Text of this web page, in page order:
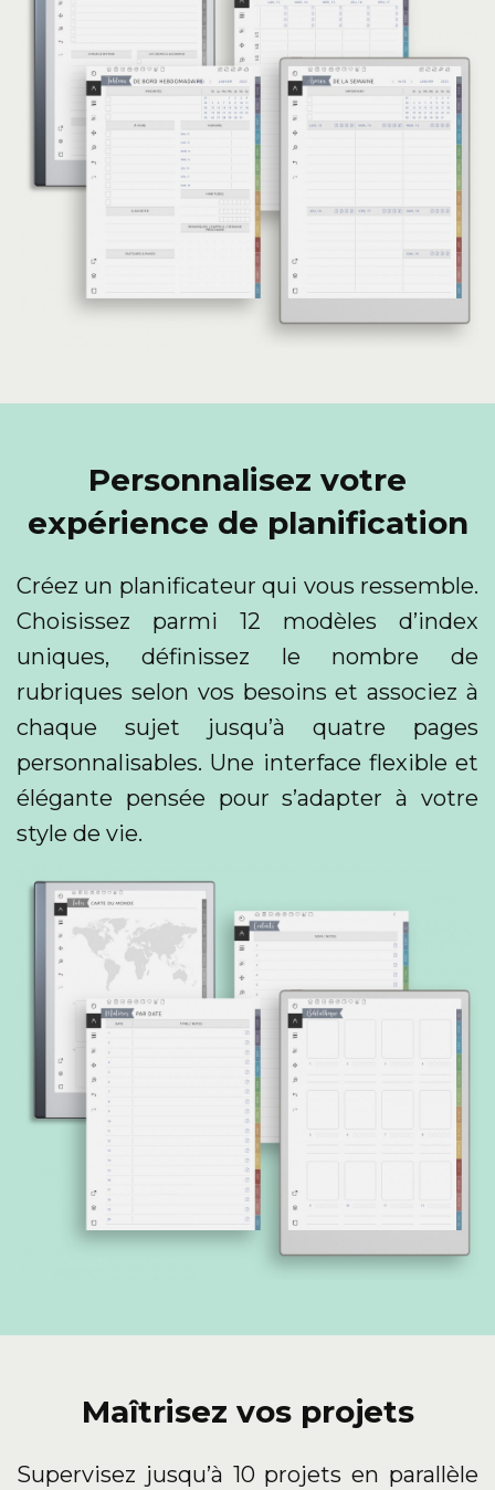
Personnalisez votre
expérience de planification
Créez un planificateur qui vous ressemble.
Choisissez parmi 12 modèles d’index
uniques, définissez le nombre de
rubriques selon vos besoins et associez à
chaque sujet jusqu’à quatre pages
personnalisables. Une interface flexible et
élégante pensée pour s’adapter à votre
style de vie.
Maîtrisez vos projets
Supervisez jusqu’à 10 projets en parallèle